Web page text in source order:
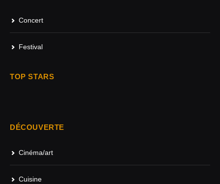
Concert
Festival
TOP STARS
DÉCOUVERTE
Cinéma/art
Cuisine